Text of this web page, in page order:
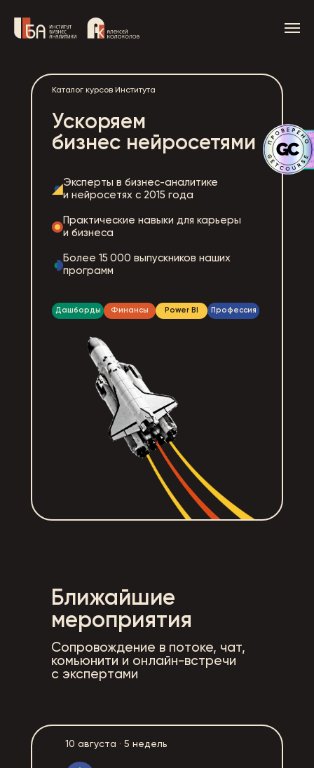
Ускоряем
бизнес нейросетями
Каталог курсов Института
Эксперты в бизнес-аналитике
и нейросетях с 2015 года
Практические навыки для карьеры
и бизнеса
Более 15 000 выпускников наших
программ
Дашборды Финансы Power BI Профессия
Ближайшие
мероприятия
Сопровождение в потоке, чат,
комьюнити и онлайн-встречи
с экспертами
10 августа · 5 недель